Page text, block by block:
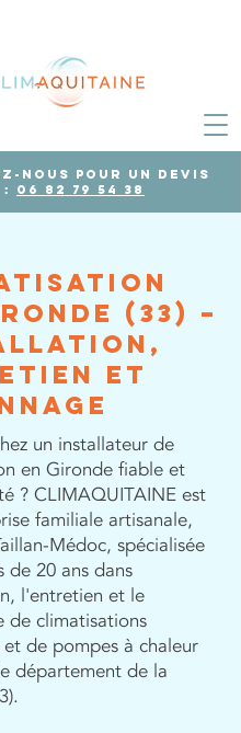
nous pour un devis
: 06 82 79 54 38
(33) –
et
un installateur de
en Gironde fiable et
? CLIMAQUITAINE est
familiale artisanale,
Médoc, spécialisée
de 20 ans dans
l'entretien et le
de climatisations
et de pompes à chaleur
département de la